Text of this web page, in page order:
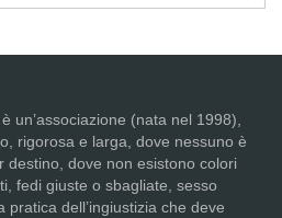
un’associazione (nata nel 1998),
rigorosa e larga, dove nessuno è
destino, dove non esistono colori
fedi giuste o sbagliate, sesso
dell’ingiustizia che deve